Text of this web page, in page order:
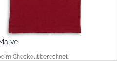
Checkout berechnet.